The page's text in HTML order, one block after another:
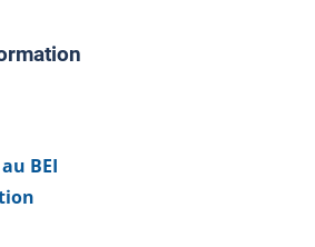
BEI